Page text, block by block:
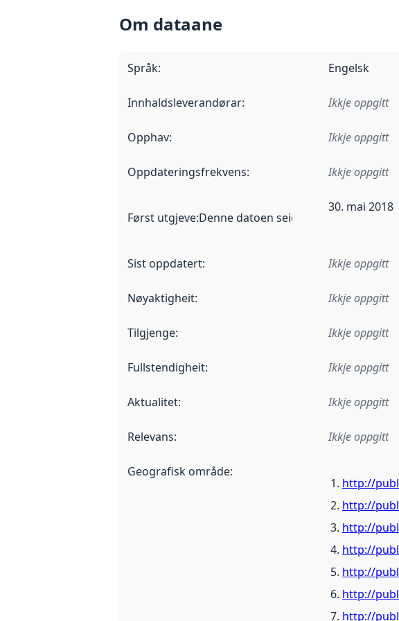
Om dataane
Språk: Engelsk
Innhaldsleverandørar: Ikkje oppgitt
Opphav: Ikkje oppgitt
Oppdateringsfrekvens: Ikkje oppgitt
Først utgjeve:Denne datoen seier når dataa i
30. mai 2018
Sist oppdatert: Ikkje oppgitt
Nøyaktigheit: Ikkje oppgitt
Tilgjenge: Ikkje oppgitt
Fullstendigheit: Ikkje oppgitt
Aktualitet: Ikkje oppgitt
Relevans: Ikkje oppgitt
Geografisk område:
http://
http://
http://
http://
http://
http://
http://